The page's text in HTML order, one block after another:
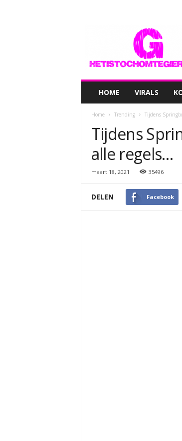
HOME VIRALS
Home Trending Tijdens
Tijdens
alle regels…
maart 18, 2021 35496
DELEN Facebook